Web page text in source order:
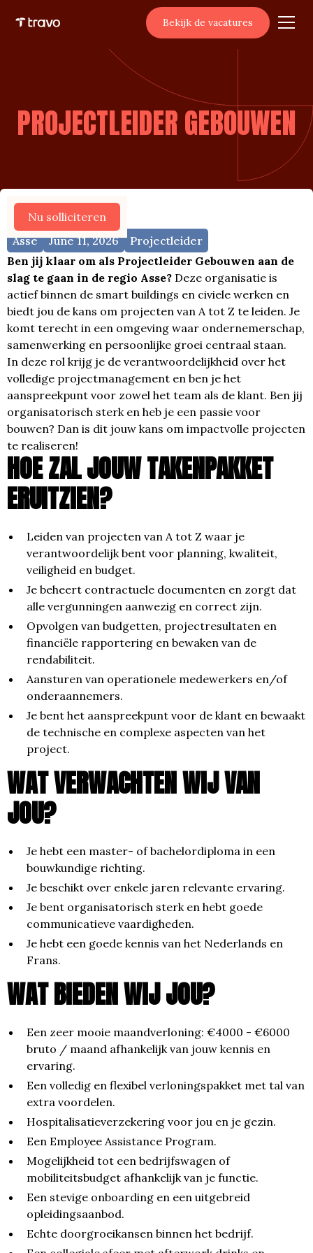
Bekijk de vacatures
PROJECTLEIDER GEBOUWEN
Meer vacatures
Asse June 11, 2026
Projectleider
Ben jij klaar om als Projectleider Gebouwen aan de
slag te gaan in de regio Asse? Deze organisatie is
actief binnen de smart buildings en civiele werken en
biedt jou de kans om projecten van A tot Z te leiden. Je
komt terecht in een omgeving waar ondernemerschap,
samenwerking en persoonlijke groei centraal staan.
In deze rol krijg je de verantwoordelijkheid over het
volledige projectmanagement en ben je het
aanspreekpunt voor zowel het team als de klant. Ben jij
organisatorisch sterk en heb je een passie voor
bouwen? Dan is dit jouw kans om impactvolle projecten
te realiseren!
HOE ZAL JOUW TAKENPAKKET
ERUITZIEN?
Leiden van projecten van A tot Z waar je
verantwoordelijk bent voor planning, kwaliteit,
veiligheid en budget.
Je beheert contractuele documenten en zorgt dat
alle vergunningen aanwezig en correct zijn.
Opvolgen van budgetten, projectresultaten en
financiële rapportering en bewaken van de
rendabiliteit.
Aansturen van operationele medewerkers en/of
onderaannemers.
Je bent het aanspreekpunt voor de klant en bewaakt
de technische en complexe aspecten van het
project.
WAT VERWACHTEN WIJ VAN
JOU?
Je hebt een master- of bachelordiploma in een
bouwkundige richting.
Je beschikt over enkele jaren relevante ervaring.
Je bent organisatorisch sterk en hebt goede
communicatieve vaardigheden.
Je hebt een goede kennis van het Nederlands en
Frans.
WAT BIEDEN WIJ JOU?
Een zeer mooie maandverloning: €4000 - €6000
bruto / maand afhankelijk van jouw kennis en
ervaring.
Een volledig en flexibel verloningspakket met tal van
extra voordelen.
Hospitalisatieverzekering voor jou en je gezin.
Een Employee Assistance Program.
Mogelijkheid tot een bedrijfswagen of
mobiliteitsbudget afhankelijk van je functie.
Een stevige onboarding en een uitgebreid
opleidingsaanbod.
Echte doorgroeikansen binnen het bedrijf.
Nu solliciteren